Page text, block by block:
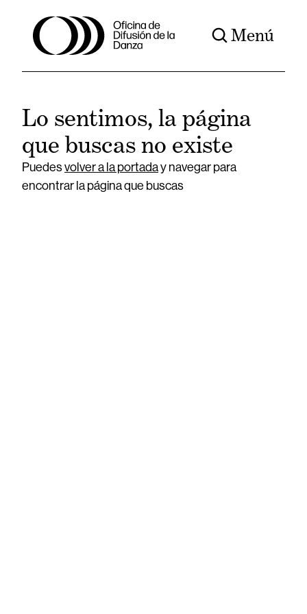
Menú
Lo sentimos, la página
que buscas no existe
Puedesvolver a la portaday navegar para
encontrar la página que buscas